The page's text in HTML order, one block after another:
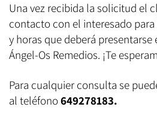
Una vez recibida la solicitud el
contacto con el interesado
y horas que deberá presentarse
Ángel-Os Remedios. ¡Te
Para cualquier consulta se
al teléfono649278183.